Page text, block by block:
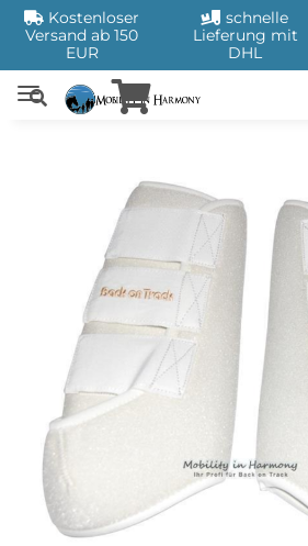
Kostenloser
Versand ab 150
EUR
schnelle
Lieferung mit
DHL